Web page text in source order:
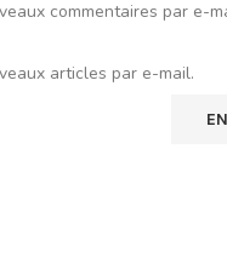
commentaires par e-
articles par e-mail.